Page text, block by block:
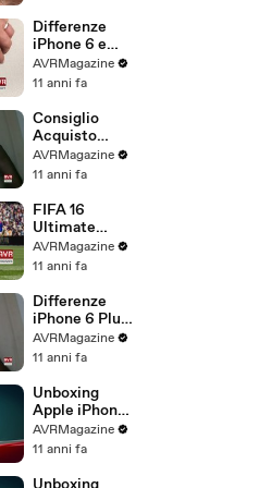
Differenze
iPhone 6 e
iPhone 6S -
AVRMagazine
AVRMagazine
11 anni fa
Consiglio
Acquisto
iPhone 6S e
iPhone 6S
AVRMagazine
.com
AVRMagazine
11 anni fa
FIFA 16
Ultimate
Team gioco di
calcio per
Android -
AVRMagazine
.com
AVRMagazine
11 anni fa
Differenze
iPhone 6 Plus
e iPhone 6S
Plus -
.com
AVRMagazine
11 anni fa
Unboxing
Apple iPhone
6S Plus
Italiano -
.com
AVRMagazine
11 anni fa